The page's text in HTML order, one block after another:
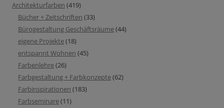
Architekturfarben (419)
Bücher + Zeitschriften (33)
Bürogestaltung Geschäftsräume(44)
eigene Projekte(18)
entspannt Wohnen (45)
Farbenlehre(26)
Farbgestaltung + Farbkonzepte(62)
Farbinspirationen (183)
Farbseminare(11)